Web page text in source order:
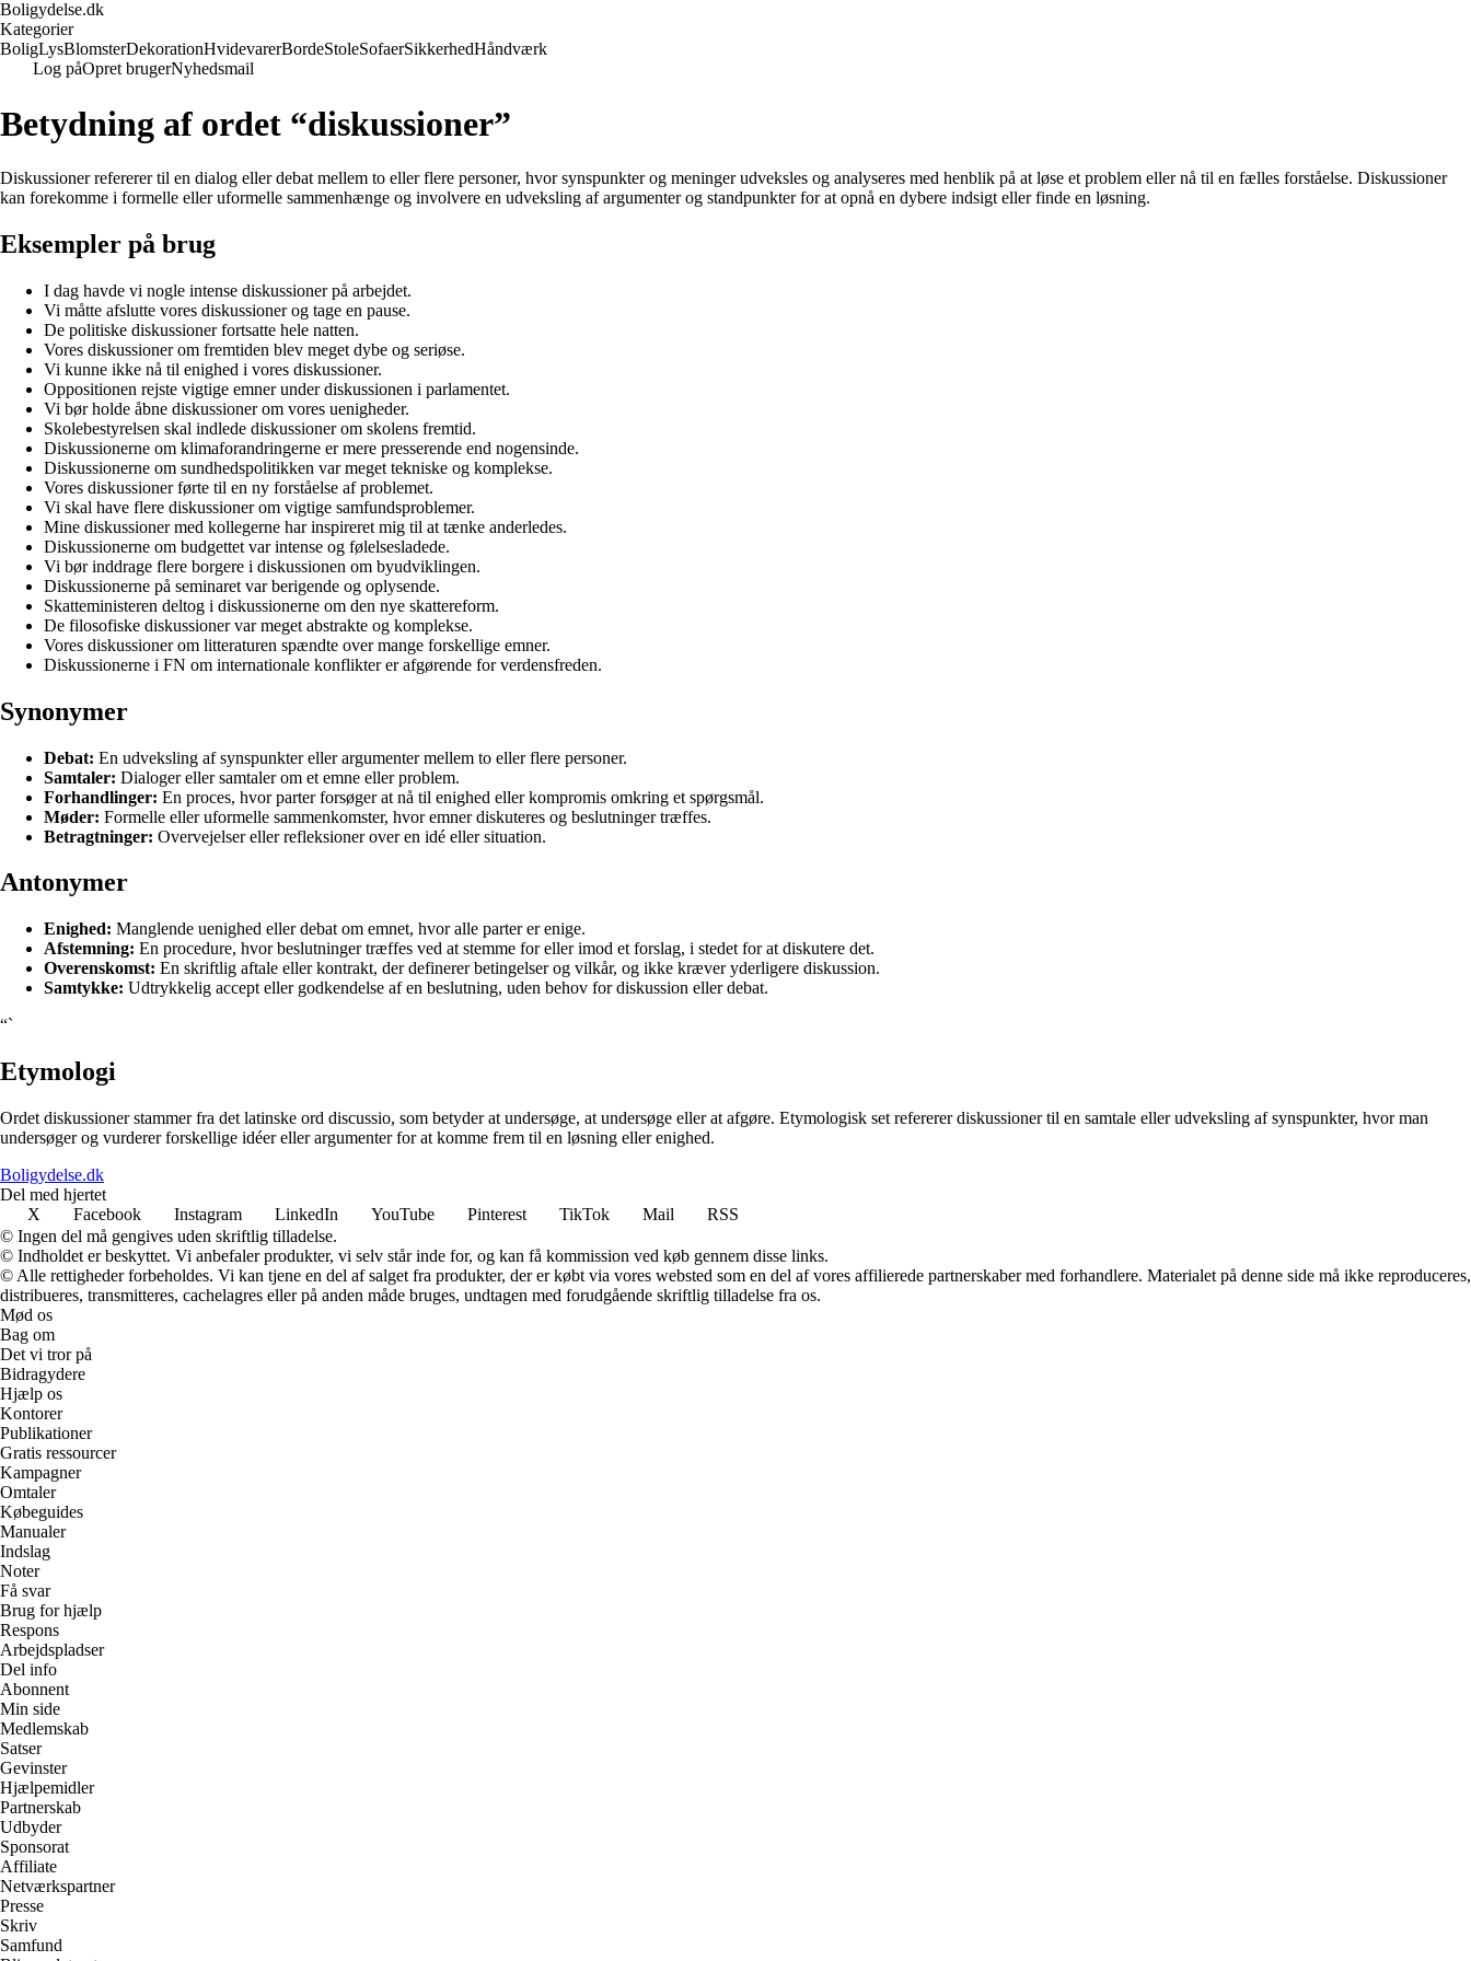
Boligydelse.dk
Kategorier
BoligLysBlomsterDekorationHvidevarerBordeStoleSofaerSikkerhedHåndværk
Log påOpret brugerNyhedsmail
Betydning af ordet “diskussioner”
Diskussioner refererer til en dialog eller debat mellem to eller flere personer, hvor synspunkter og meninger udveksles og analyseres med henblik på at løse et problem eller nå til en fælles forståelse. Diskussioner
kan forekomme i formelle eller uformelle sammenhænge og involvere en udveksling af argumenter og standpunkter for at opnå en dybere indsigt eller finde en løsning.
Eksempler på brug
I dag havde vi nogle intense diskussioner på arbejdet.
Vi måtte afslutte vores diskussioner og tage en pause.
De politiske diskussioner fortsatte hele natten.
Vores diskussioner om fremtiden blev meget dybe og seriøse.
Vi kunne ikke nå til enighed i vores diskussioner.
Oppositionen rejste vigtige emner under diskussionen i parlamentet.
Vi bør holde åbne diskussioner om vores uenigheder.
Skolebestyrelsen skal indlede diskussioner om skolens fremtid.
Diskussionerne om klimaforandringerne er mere presserende end nogensinde.
Diskussionerne om sundhedspolitikken var meget tekniske og komplekse.
Vores diskussioner førte til en ny forståelse af problemet.
Vi skal have flere diskussioner om vigtige samfundsproblemer.
Mine diskussioner med kollegerne har inspireret mig til at tænke anderledes.
Diskussionerne om budgettet var intense og følelsesladede.
Vi bør inddrage flere borgere i diskussionen om byudviklingen.
Diskussionerne på seminaret var berigende og oplysende.
Skatteministeren deltog i diskussionerne om den nye skattereform.
De filosofiske diskussioner var meget abstrakte og komplekse.
Vores diskussioner om litteraturen spændte over mange forskellige emner.
Diskussionerne i FN om internationale konflikter er afgørende for verdensfreden.
Synonymer
Debat: En udveksling af synspunkter eller argumenter mellem to eller flere personer.
Samtaler: Dialoger eller samtaler om et emne eller problem.
Forhandlinger: En proces, hvor parter forsøger at nå til enighed eller kompromis omkring et spørgsmål.
Møder: Formelle eller uformelle sammenkomster, hvor emner diskuteres og beslutninger træffes.
Betragtninger: Overvejelser eller refleksioner over en idé eller situation.
Antonymer
Enighed: Manglende uenighed eller debat om emnet, hvor alle parter er enige.
Afstemning: En procedure, hvor beslutninger træffes ved at stemme for eller imod et forslag, i stedet for at diskutere det.
Overenskomst: En skriftlig aftale eller kontrakt, der definerer betingelser og vilkår, og ikke kræver yderligere diskussion.
Samtykke: Udtrykkelig accept eller godkendelse af en beslutning, uden behov for diskussion eller debat.
“`
Etymologi
Ordet diskussioner stammer fra det latinske ord discussio, som betyder at undersøge, at undersøge eller at afgøre. Etymologisk set refererer diskussioner til en samtale eller udveksling af synspunkter, hvor man
undersøger og vurderer forskellige idéer eller argumenter for at komme frem til en løsning eller enighed.
Boligydelse.dk
Del med hjertet
X
Facebook Instagram LinkedIn YouTube Pinterest TikTok Mail
RSS
© Ingen del må gengives uden skriftlig tilladelse.
© Indholdet er beskyttet. Vi anbefaler produkter, vi selv står inde for, og kan få kommission ved køb gennem disse links.
© Alle rettigheder forbeholdes. Vi kan tjene en del af salget fra produkter, der er købt via vores websted som en del af vores affilierede partnerskaber med forhandlere. Materialet på denne side må ikke reproduceres,
distribueres, transmitteres, cachelagres eller på anden måde bruges, undtagen med forudgående skriftlig tilladelse fra os.
Mød os
Bag om
Det vi tror på
Bidragydere
Hjælp os
Kontorer
Publikationer
Gratis ressourcer
Kampagner
Omtaler
Købeguides
Manualer
Indslag
Noter
Få svar
Brug for hjælp
Respons
Arbejdspladser
Del info
Abonnent
Min side
Medlemskab
Satser
Gevinster
Hjælpemidler
Partnerskab
Udbyder
Sponsorat
Affiliate
Netværkspartner
Presse
Skriv
Samfund